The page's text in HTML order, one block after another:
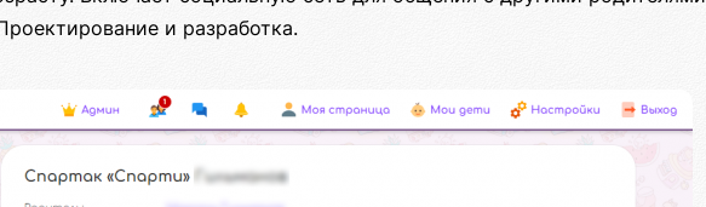
и разработка.